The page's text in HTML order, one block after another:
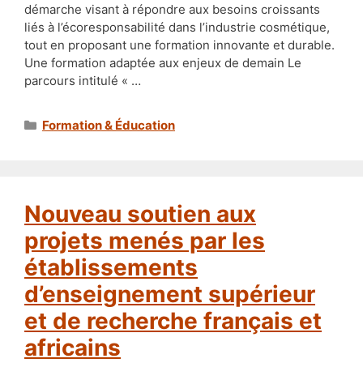
démarche visant à répondre aux besoins croissants
liés à l’écoresponsabilité dans l’industrie cosmétique,
tout en proposant une formation innovante et durable.
Une formation adaptée aux enjeux de demain Le
parcours intitulé « …
Catégories
Formation & Éducation
Nouveau soutien aux
projets menés par les
établissements
d’enseignement supérieur
et de recherche français et
africains